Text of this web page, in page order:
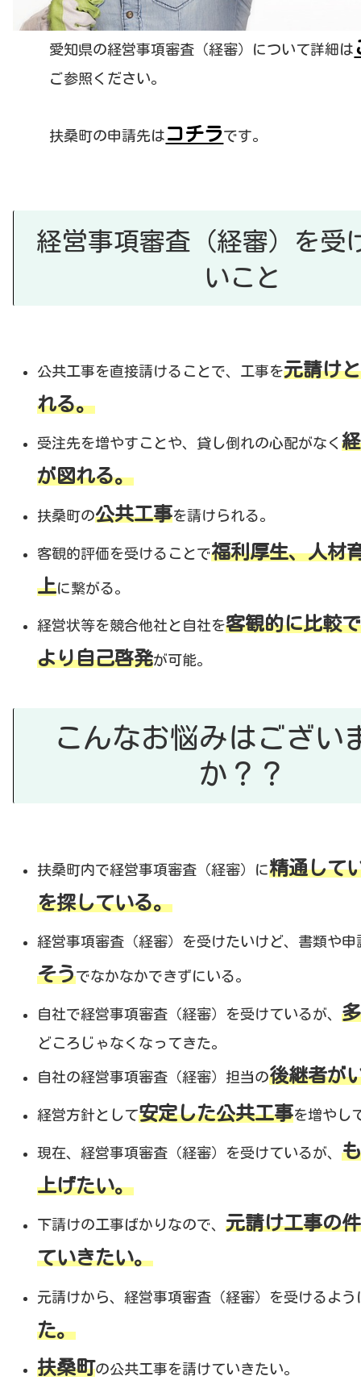
愛知県の経営事項審査（経審）について詳細は
ご参照ください。
扶桑町の申請先は コチラです。
経営事項審査（経審）を受
いこと
公共工事を直接請けることで、工事を元請け
れる。
受注先を増やすことや、貸し倒れの心配がなく
が図れる。
扶桑町の公共工事を請けられる。
客観的評価を受けることで福利厚生、人材
上に繋がる。
経営状等を競合他社と自社を客観的に比較
より自己啓発が可能。
こんなお悩みはござい
か？？
扶桑町内で経営事項審査（経審）に精通して
を探している。
経営事項審査（経審）を受けたいけど、書類や申
そうでなかなかできずにいる。
自社で経営事項審査（経審）を受けているが、
どころじゃなくなってきた。
自社の経営事項審査（経審）担当の後継者が
経営方針として安定した公共工事を増やし
現在、経営事項審査（経審）を受けているが、
上げたい。
下請けの工事ばかりなので、 元請け工事の
ていきたい。
元請けから、経営事項審査（経審）を受けるよう
た。
扶桑町の公共工事を請けていきたい。